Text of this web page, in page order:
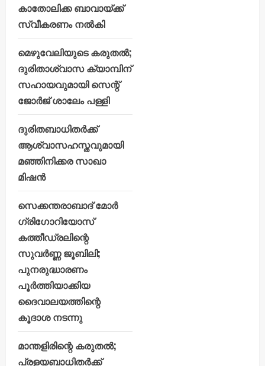
കാതോലിക്ക ബാവായ്ക്ക്
സ്വീകരണം നൽകി
മെഴുവേലിയുടെ കരുതൽ;
ദുരിതാശ്വാസ ക്യാമ്പിന്
സഹായവുമായി സെന്റ്
ജോർജ് ശാലേം പള്ളി
ദുരിതബാധിതർക്ക്
ആശ്വാസഹസ്തവുമായി
മഞ്ഞിനിക്കര സാഖാ
മിഷൻ
സെക്കന്തരാബാദ് മോർ
ഗ്രിഗോറിയോസ്
കത്തീഡ്രലിന്റെ
സുവർണ്ണ ജൂബിലി;
പുനരുദ്ധാരണം
പൂർത്തിയാക്കിയ
ദൈവാലയത്തിന്റെ
കൂദാശ നടന്നു
മാന്തളിരിന്റെ കരുതൽ;
പ്രളയബാധിതർക്ക്